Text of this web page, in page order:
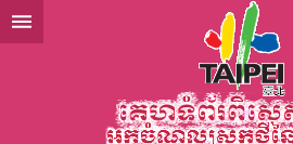
ទៅកាន់មាតិកាប្លុកមាតិកាសំខាន់